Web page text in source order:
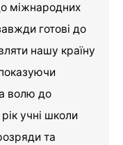
міжнародних
готові до
нашу країну
волю до
учні школи
та